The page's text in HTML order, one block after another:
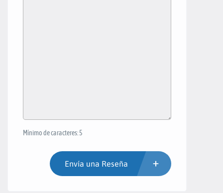
Mínimo de caracteres: 5
Envía una Reseña